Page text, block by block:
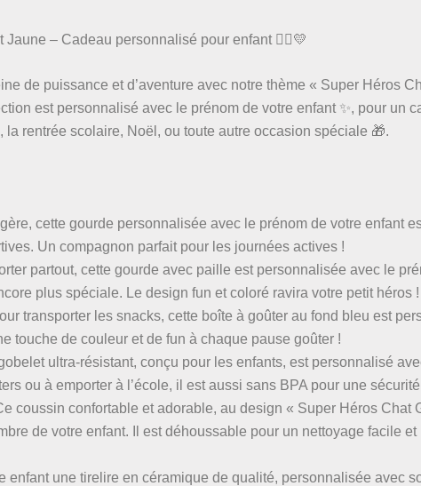
– Cadeau personnalisé pour enfant 🦸‍♀️💛
de puissance et d’aventure avec notre thème « Super Héros
est personnalisé avec le prénom de votre enfant ✨, pour un
rentrée scolaire, Noël, ou toute autre occasion spéciale 🎁.
cette gourde personnalisée avec le prénom de votre enfant
Un compagnon parfait pour les journées actives !
partout, cette gourde avec paille est personnalisée avec le
plus spéciale. Le design fun et coloré ravira votre petit héros !
transporter les snacks, cette boîte à goûter au fond bleu est
touche de couleur et de fun à chaque pause goûter !
ultra-résistant, conçu pour les enfants, est personnalisé
ou à emporter à l’école, il est aussi sans BPA pour une
coussin confortable et adorable, au design « Super Héros Chat
de votre enfant. Il est déhoussable pour un nettoyage facile
enfant une tirelire en céramique de qualité, personnalisée avec